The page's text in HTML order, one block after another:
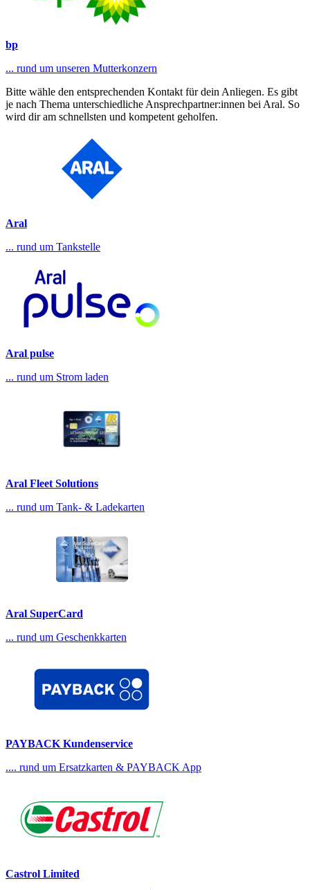
bp
... rund um unseren Mutterkonzern
Bitte wähle den entsprechenden Kontakt für dein Anliegen. Es gibt
je nach Thema unterschiedliche Ansprechpartner:innen bei Aral. So
wird dir am schnellsten und kompetent geholfen.
Aral
... rund um Tankstelle
Aral pulse
... rund um Strom laden
Aral Fleet Solutions
... rund um Tank- & Ladekarten
Aral SuperCard
... rund um Geschenkkarten
PAYBACK Kundenservice
.... rund um Ersatzkarten & PAYBACK App
Castrol Limited